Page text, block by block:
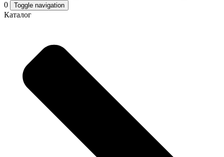
0 Toggle navigation
Каталог